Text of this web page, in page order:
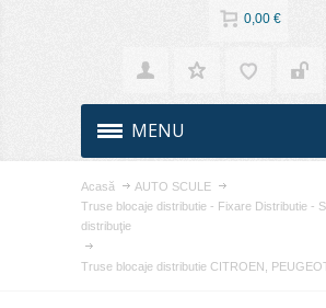
0,00 €
MENU
Acasă
AUTO SCULE
Truse blocaje distributie - Fixare Distributie -
distribuţie
Truse blocaje distributie CITROEN,